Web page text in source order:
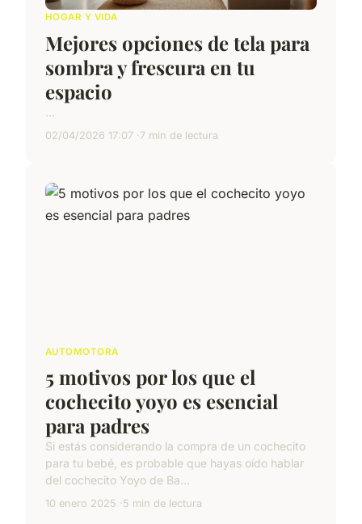
HOGAR Y VIDA
Mejores opciones de tela para
sombra y frescura en tu
espacio
...
02/04/2026 17:07 7 min de lectura
AUTOMOTORA
5 motivos por los que el
cochecito yoyo es esencial
para padres
Si estás considerando la compra de un cochecito
para tu bebé, es probable que hayas oído hablar
del cochecito Yoyo de Ba...
10 enero 2025 5 min de lectura